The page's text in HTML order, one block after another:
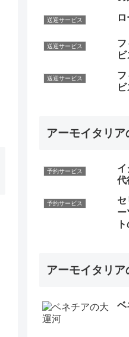
送迎サービス
送迎サービス
フ
ビ
送迎サービス
フ
アーモイタリ
予約サービス
イ
代
予約サービス
セ
ー
アーモイタリ
ベ